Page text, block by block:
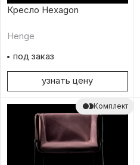
Кресло Hexagon
Henge
под заказ
узнать цену
Комплект